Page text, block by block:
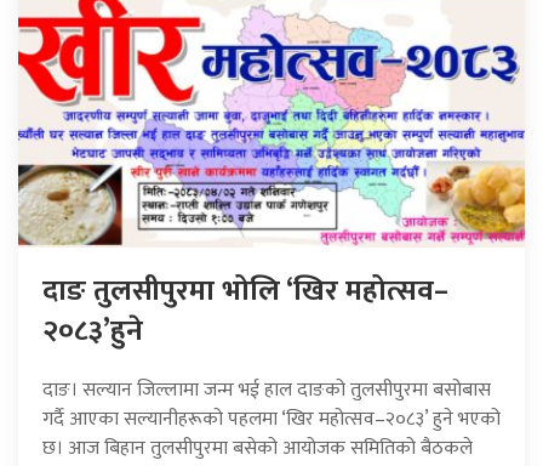
दाङ तुलसीपुरमा भोलि ‘खिर महोत्सव–
२०८३’हुने
दाङ। सल्यान जिल्लामा जन्म भई हाल दाङको तुलसीपुरमा बसोबास
गर्दै आएका सल्यानीहरूको पहलमा ‘खिर महोत्सव–२०८३’ हुने भएको
छ। आज बिहान तुलसीपुरमा बसेको आयोजक समितिको बैठकले